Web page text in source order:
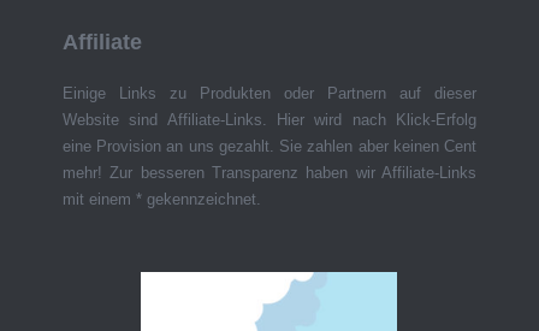
Affiliate
Einige Links zu Produkten oder Partnern auf dieser
Website sind Affiliate-Links. Hier wird nach Klick-Erfolg
eine Provision an uns gezahlt. Sie zahlen aber keinen Cent
mehr! Zur besseren Transparenz haben wir Affiliate-Links
mit einem * gekennzeichnet.